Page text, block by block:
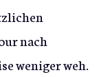
nach
weniger weh.